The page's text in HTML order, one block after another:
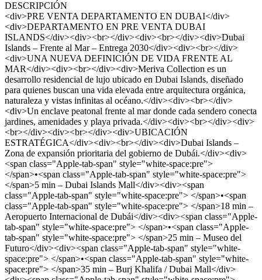
DESCRIPCIÓN
<div>PRE VENTA DEPARTAMENTO EN DUBAI</div>
<div>DEPARTAMENTO EN PRE VENTA DUBAI
ISLANDS</div><div><br></div><div><br></div><div>Dubai
Islands – Frente al Mar – Entrega 2030</div><div><br></div>
<div>UNA NUEVA DEFINICIÓN DE VIDA FRENTE AL
MAR</div><div><br></div><div>Meriva Collection es un
desarrollo residencial de lujo ubicado en Dubai Islands, diseñado
para quienes buscan una vida elevada entre arquitectura orgánica,
naturaleza y vistas infinitas al océano.</div><div><br></div>
<div>Un enclave peatonal frente al mar donde cada sendero conecta
jardines, amenidades y playa privada.</div><div><br></div><div>
<br></div><div><br></div><div>UBICACIÓN
ESTRATÉGICA</div><div><br></div><div>Dubai Islands –
Zona de expansión prioritaria del gobierno de Dubái.</div><div>
<span class="Apple-tab-span" style="white-space:pre">
</span>•<span class="Apple-tab-span" style="white-space:pre">
</span>5 min – Dubai Islands Mall</div><div><span
class="Apple-tab-span" style="white-space:pre"> </span>•<span
class="Apple-tab-span" style="white-space:pre"> </span>18 min –
Aeropuerto Internacional de Dubái</div><div><span class="Apple-
tab-span" style="white-space:pre"> </span>•<span class="Apple-
tab-span" style="white-space:pre"> </span>25 min – Museo del
Futuro</div><div><span class="Apple-tab-span" style="white-
space:pre"> </span>•<span class="Apple-tab-span" style="white-
space:pre"> </span>35 min – Burj Khalifa / Dubai Mall</div>